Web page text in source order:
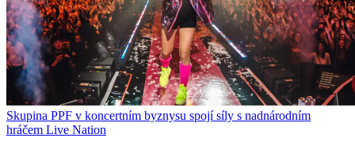
Skupina PPF v koncertním byznysu spojí síly s nadnárodním
hráčem Live Nation